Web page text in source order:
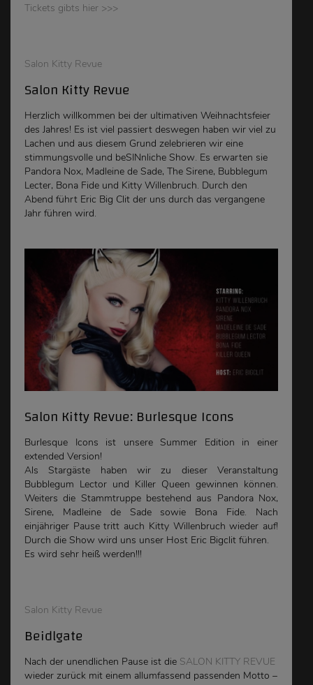
Tickets gibts hier >>>
Salon Kitty Revue
Salon Kitty Revue
Herzlich willkommen bei der ultimativen Weihnachtsfeier
des Jahres! Es ist viel passiert deswegen haben wir viel zu
Lachen und aus diesem Grund zelebrieren wir eine
stimmungsvolle und beSINnliche Show. Es erwarten sie
Pandora Nox, Madleine de Sade, The Sirene, Bubblegum
Lecter, Bona Fide und Kitty Willenbruch. Durch den
Abend führt Eric Big Clit der uns durch das vergangene
Jahr führen wird.
Salon Kitty Revue: Burlesque Icons
Burlesque Icons ist unsere Summer Edition in einer
extended Version!
Als Stargäste haben wir zu dieser Veranstaltung
Bubblegum Lector und Killer Queen gewinnen können.
Weiters die Stammtruppe bestehend aus Pandora Nox,
Sirene, Madleine de Sade sowie Bona Fide. Nach
einjähriger Pause tritt auch Kitty Willenbruch wieder auf!
Durch die Show wird uns unser Host Eric Bigclit führen.
Es wird sehr heiß werden!!!
Salon Kitty Revue
Beidlgate
Nach der unendlichen Pause ist die SALON KITTY REVUE
wieder zurück mit einem allumfassend passenden Motto –